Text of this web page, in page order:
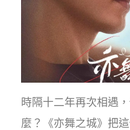
時隔十二年再次相遇
麼？《亦舞之城》把